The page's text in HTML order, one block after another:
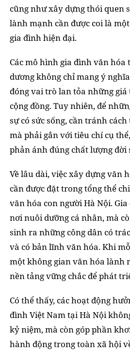
cũng như xây dựng thói quen
lành mạnh cần được coi là
gia đình hiện đại.
Các mô hình gia đình văn hóa
dương không chỉ mang ý
đóng vai trò lan tỏa những
cộng đồng. Tuy nhiên, để
sự có sức sống, cần tránh
mà phải gắn với tiêu chí cụ
phản ánh đúng chất lượng đời
Về lâu dài, việc xây dựng văn
cần được đặt trong tổng thể
văn hóa con người Hà Nội.
nơi nuôi dưỡng cá nhân, mà
sinh ra những công dân có
và có bản lĩnh văn hóa. Khi
một không gian văn hóa lành
nền tảng vững chắc để phát
Có thể thấy, các hoạt động
đình Việt Nam tại Hà Nội
kỷ niệm, mà còn góp phần
hành động trong toàn xã hội